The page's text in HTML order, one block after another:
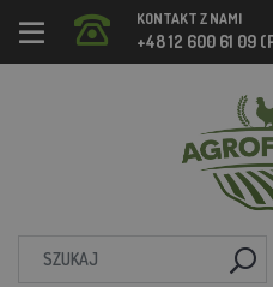
KONTAKT Z NAMI
+48 12 600 61 09